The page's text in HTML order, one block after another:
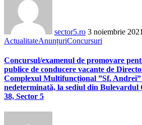
sector5.ro 3 noiembrie 2021
ActualitateAnunțuriConcursuri
Concursul/examenul de promovare
publice de conducere vacante de
Complexul Multifuncțional ”Sf. Andrei”
nedeterminată, la sediul din Bulevardul
38, Sector 5